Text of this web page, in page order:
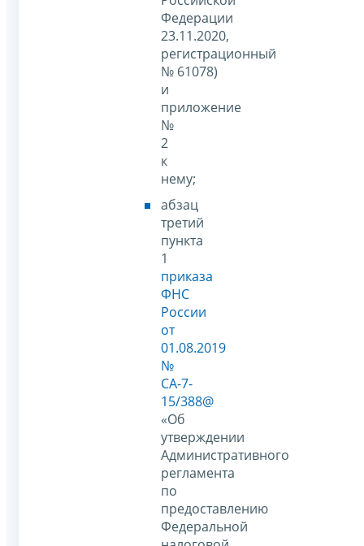
Федерации
23.11.2020,
регистрационный
№ 61078)
и
приложение
№
2
к
нему;
абзац
третий
пункта
1
приказа
ФНС
России
от
01.08.2019
№
СА-7-
15/388@
«Об
утверждении
Административного
регламента
по
предоставлению
Федеральной